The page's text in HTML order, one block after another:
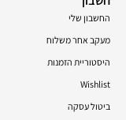
החשבון שלי
מעקב אחר משלוח
היסטוריית הזמנות
Wishlist
ביטול עסקה